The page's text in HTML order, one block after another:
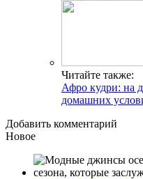
Читайте также:
Афро кудри: на
домашних
Добавить комментарий
Новое